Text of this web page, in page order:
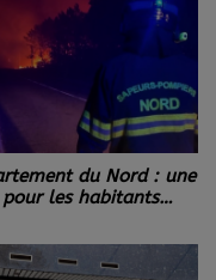
du Nord : une
pour les habitants